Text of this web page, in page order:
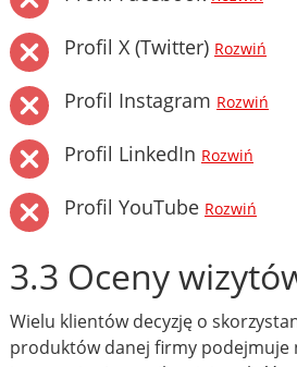
Profil X (Twitter) Rozwiń
Profil Instagram Rozwiń
Profil LinkedIn Rozwiń
Profil YouTube Rozwiń
3.3 Oceny
Wielu klientów decyzję o
produktów danej firmy podejmuje